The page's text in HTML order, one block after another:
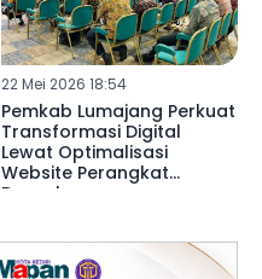
22 Mei 2026 18:54
Pemkab Lumajang Perkuat
Transformasi Digital
Lewat Optimalisasi
Website Perangkat
Daerah